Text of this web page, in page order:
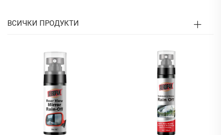
ВСИЧКИ ПРОДУКТИ